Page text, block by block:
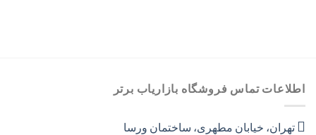
اطلاعات تماس فروشگاه بازاریاب برتر
تهران، خیابان مطهری، ساختمان ورسا